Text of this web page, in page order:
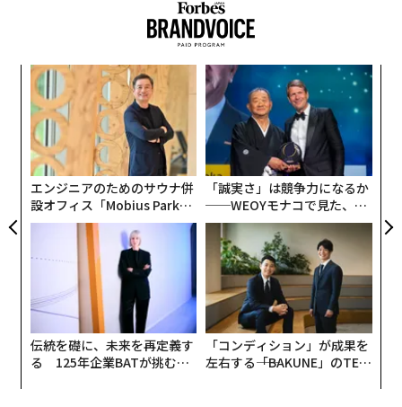
エンジニアのためのサウナ併
設オフィス「Mobius Park」
がオープン──タマディック
が健康経営を徹底する理由
「誠実さ」は競争力になるか
──WEOYモナコで見た、く
ら寿司の経営哲学
伝統を礎に、未来を再定義す
る 125年企業BATが挑むス
「コンディション」が成果を
左右する――「BAKUNE」のTEN